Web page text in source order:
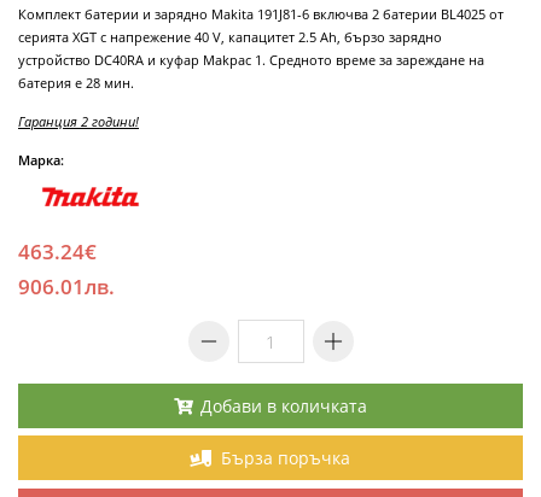
Комплект батерии и зарядно Makita 191J81-6 включва 2 батерии BL4025 от
серията XGT с напрежение 40 V, капацитет 2.5 Ah, бързо зарядно
устройство DC40RA и куфар Makpac 1. Средното време за зареждане на
батерия е 28 мин.
Гаранция 2 години!
Марка:
463.24€
906.01лв.
Добави в количката
Бърза поръчка